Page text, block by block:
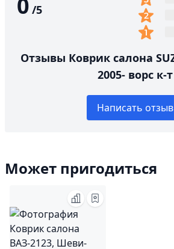
/5
Отзывы Коврик салона
2005- ворс к-т
Написать отзыв
Может пригодиться